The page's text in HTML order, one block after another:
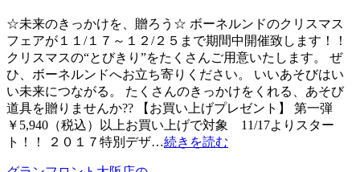
☆未来のきっかけを、贈ろう☆ ボーネルンドのクリスマス
フェアが１１/１７～１２/２５まで期間中開催致します！！
クリスマスの“とびきり”をたくさんご用意いたします。 ぜ
ひ、ボーネルンドへお立ち寄りください。 いいあそびはい
い未来につながる。 たくさんのきっかけをくれる、あそび
道具を贈りませんか?? 【お買い上げプレゼント】 第一弾
￥5,940（税込）以上お買い上げで対象 11/17よりスター
ト！！ ２０１７特別デザ…続きを読む